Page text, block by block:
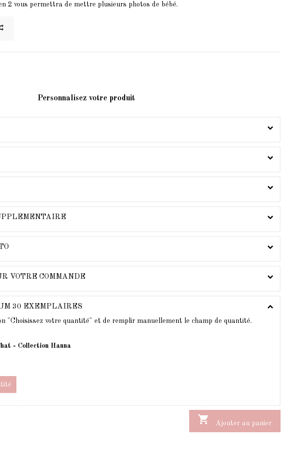
2 vous permettra de mettre plusieurs photos de bébé.
Personnalisez votre produit
VOTRE COMMANDE
30 EXEMPLAIRES
"Choisissez votre quantité" et de remplir manuellement le champ de quantité.
- Collection Hanna
 Ajouter au panier